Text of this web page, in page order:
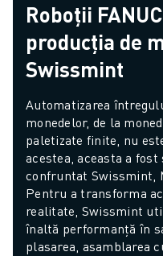
Roboții
producția de
Swissmint
Automatizarea
monedelor, de la
paletizate finite, nu
acestea, aceasta a
confruntat Swissmint,
Pentru a transforma
realitate, Swissmint
înaltă performanță în
plasarea, asamblarea